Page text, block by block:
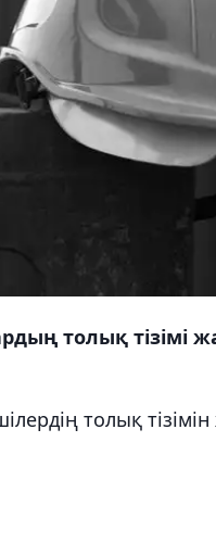
толық тізімі
толық